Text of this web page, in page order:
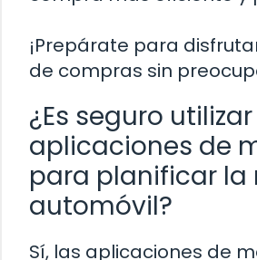
¡Prepárate para
de compras sin
¿Es seguro utilizar
aplicaciones de
para planificar la
automóvil?
Sí, las aplicaciones de